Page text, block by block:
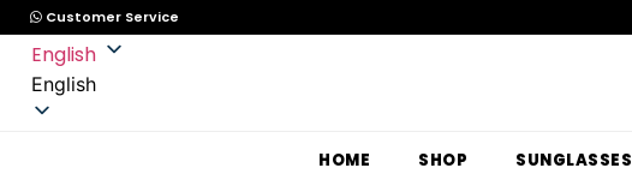
Customer Service
English
English
HOME SHOP SUNGLASSES